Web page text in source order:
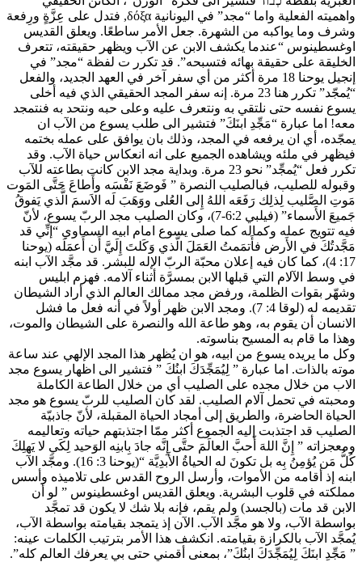
واهميته الفعلية واما “مجد” في اليونانية δόξα, فتدل على عِزَّةٍ ورِفعة
وشرف وما يواكبه من الشهرة. جعل الأمر ساطعًا. ويعلق القديس
اوغسطينوس “عندما يكشف الابن عن الآب ويظهر حقيقته، تتعرف
الخليقة على حقيقة بهائه فتسبحه”. قد تكرر ت لفظة “مجد” في
إنجيل يوحنا 18 مرة أكثر من أي سفر آخر في العهد الجديد، والفعل
“يُمجّد” تكرر هنا 23 مرة. إنه سفر المجد الحقيقي الذي فيه أخلى
يسوع نفسه حتى نلتقي به ونتعرف عليه وعلى حبه ونتحد به فنتمجد
معه! اما عبارة “مَجِّدِ ابنَكَ” فتشير الى طلب يسوع من الآب ان
يمجّده، أي ان يرفعه في المجد، وذلك بان يوافق على عمله بختمه
فيظهر في ملئه ويشاهده الجميع على انه انعكاس حياة الآب. وقد
تكرر فعل “يُمجِّد” نحو 23 مرة. وبداية مجد الابن كانت بطاعته للآب
وقبوله للصليب، فبالصليب النصرة ” فَوضَعَ نَفْسَه وأَطاعَ حَتَّى المَوت
مَوتِ الصَّليب لِذلِك رَفَعَه اللهُ إِلى العُلى ووَهَبَ لَه الاَسمَ الَّذي يَفوقُ
جَميعَ الأَسماء” (فيلبي 6:2-7)، وكان الصليب مجد الربّ يسوع، لأنّ
فيه تتويج عمله وكماله كما صلى يسوع امام ابيه السماوي “إنِّي قد
مَجَّدتُكَ في الأَرض فأَتمَمتُ العَمَلَ الَّذي وَكَلتَ إِلَيَّ أَن أَعمَلَه (يوحنا
17: 4)، كما كان فيه إعلان محبّة الربّ الإله للبشر. قد مجَّد الآب ابنه
في وسط الآلام التي قبلها الابن بمسرَّة أثناء آلامه. فهزم ابليس
وشهّر بقوات الظلمة، ورفض مجد ممالك العالم الذي أراد الشيطان
تقديمه له (لوقا 4: 7). ومجد الابن ظهر أولاً في أنه فعل ما فشل
الانسان أن يقوم به، وهو طاعة الله والنصرة على الشيطان والموت،
وهذا ما قام به المسيح بناسوته.
وكل ما يريده يسوع من ابيه، هو ان يُظهر هذا المجد الإلهي عند ساعة
موته بالذات. اما عبارة ” لِيُمَجِّدَكَ ابنُكَ ” فتشير الى اظهار يسوع مجد
الاب من خلال مجده على الصليب أي من خلال الطاعة الكاملة
ومحبته في تحمل آلام الصليب. لقد كان الصليب للربّ يسوع هو مجد
الحياة الحاضرة، والطريق إلى أمجاد الحياة المقبلة، لأنّ جاذبيّة
الصليب قد اجتذبت إليه الجموع أكثر ممّا اجتذبتهم حياته وتعاليمه
ومعجزاته ” إِنَّ اللهَ أَحبَّ العالَمَ حتَّى إِنَّه جادَ بِابنِه الوَحيد لِكَي لا يَهلِكَ
كُلُّ مَن يُؤمِنُ بِه بل تكونَ له الحياةُ الأَبدِيَّة “(يوحنا 3: 16). ومجَّد الآب
ابنه إذ أقامه من الأموات، وأرسل الروح القدس على تلاميذه وأسس
مملكته في قلوب البشرية. ويعلق القديس اوغسطينوس ” لو أن
الابن قد مات (بالجسد) ولم يقم، فإنه بلا شك لا يكون قد تمجَّد
بواسطة الآب، ولا هو مجَّد الآب. الآن إذ يتمجد بقيامته بواسطة الآب،
يُمجَّد الآب بالكرازة بقيامته. انكشف هذا الأمر بترتيب الكلمات عينه:
” مَجِّدِ ابنَكَ لِيُمَجِّدَكَ ابنُكَ”، بمعنى أقمني حتى بي يعرفك العالم كله”.